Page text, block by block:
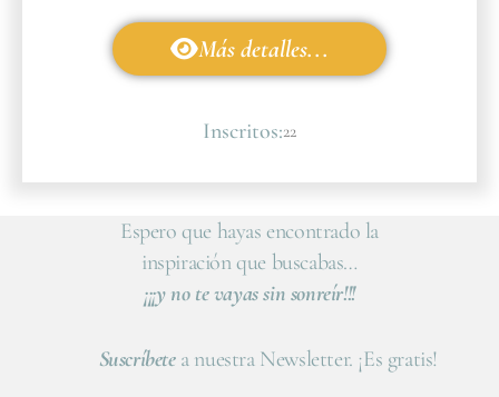
Más detalles...
Inscritos:22
Espero que hayas encontrado la
inspiración que buscabas…
¡¡¡y no te vayas sin sonreír!!!
Suscríbetea nuestra Newsletter. ¡Es gratis!